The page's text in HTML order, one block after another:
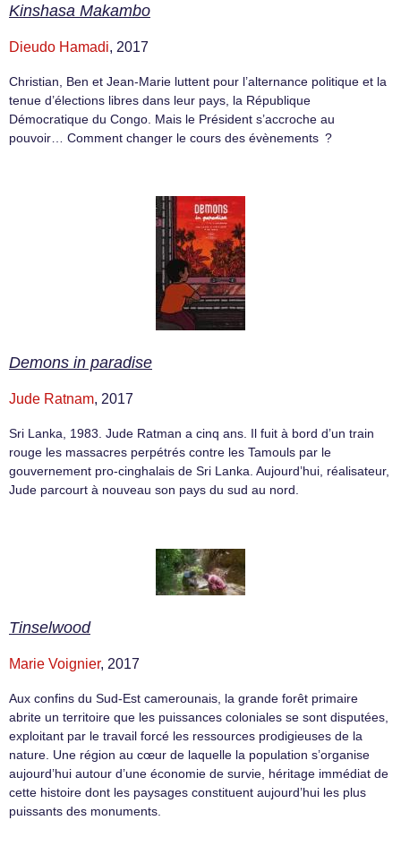
Kinshasa Makambo
Dieudo Hamadi, 2017
Christian, Ben et Jean-Marie luttent pour l’alternance politique et la
tenue d’élections libres dans leur pays, la République
Démocratique du Congo. Mais le Président s’accroche au
pouvoir… Comment changer le cours des évènements ?
Demons in paradise
Jude Ratnam, 2017
Sri Lanka, 1983. Jude Ratman a cinq ans. Il fuit à bord d’un train
rouge les massacres perpétrés contre les Tamouls par le
gouvernement pro-cinghalais de Sri Lanka. Aujourd’hui, réalisateur,
Jude parcourt à nouveau son pays du sud au nord.
Tinselwood
Marie Voignier, 2017
Aux confins du Sud-Est camerounais, la grande forêt primaire
abrite un territoire que les puissances coloniales se sont disputées,
exploitant par le travail forcé les ressources prodigieuses de la
nature. Une région au cœur de laquelle la population s’organise
aujourd’hui autour d’une économie de survie, héritage immédiat de
cette histoire dont les paysages constituent aujourd’hui les plus
puissants des monuments.